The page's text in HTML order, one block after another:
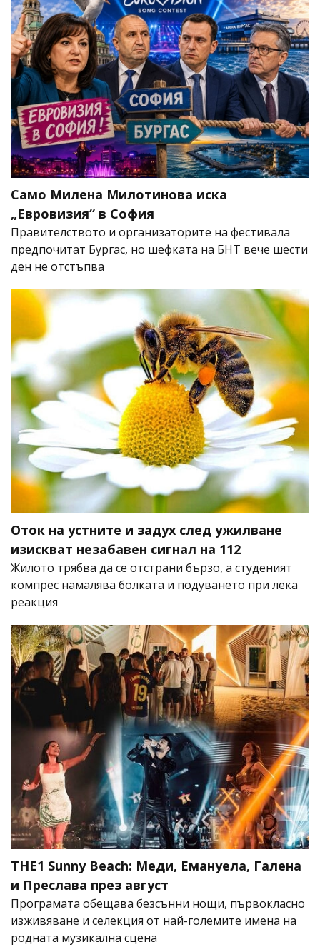
Само Милена Милотинова иска
„Евровизия“ в София
Правителството и организаторите на фестивала
предпочитат Бургас, но шефката на БНТ вече шести
ден не отстъпва
Оток на устните и задух след ужилване
изискват незабавен сигнал на 112
Жилото трябва да се отстрани бързо, а студеният
компрес намалява болката и подуването при лека
реакция
THE1 Sunny Beach: Меди, Емануела, Галена
и Преслава през август
Програмата обещава безсънни нощи, първокласно
изживяване и селекция от най-големите имена на
родната музикална сцена